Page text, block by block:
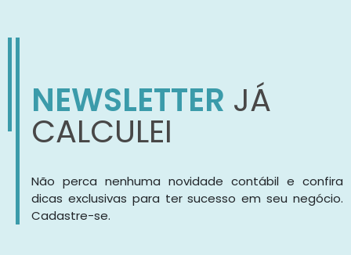
NEWSLETTER JÁ
CALCULEI
Não perca nenhuma novidade contábil e confira
dicas exclusivas para ter sucesso em seu negócio.
Cadastre-se.